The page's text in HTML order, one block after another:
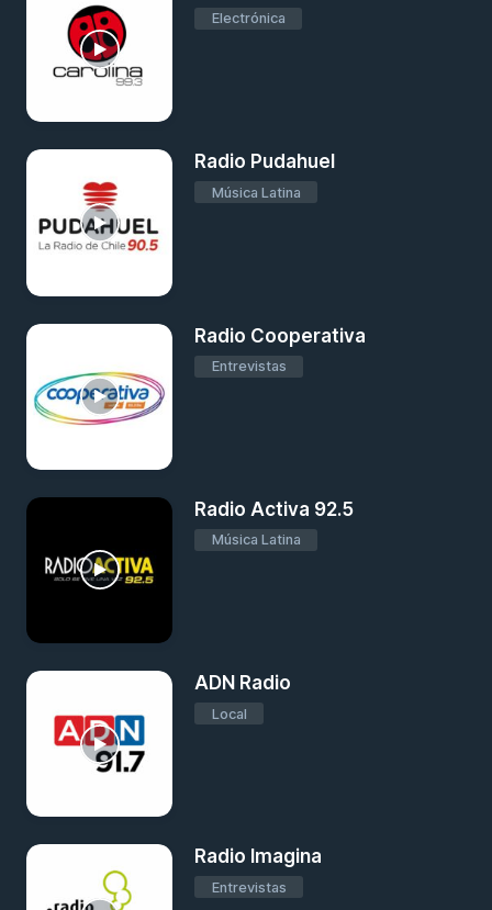
Electrónica
Radio Pudahuel
Música Latina
Radio Cooperativa
Entrevistas
Radio Activa 92.5
Música Latina
ADN Radio
Local
Radio Imagina
Entrevistas